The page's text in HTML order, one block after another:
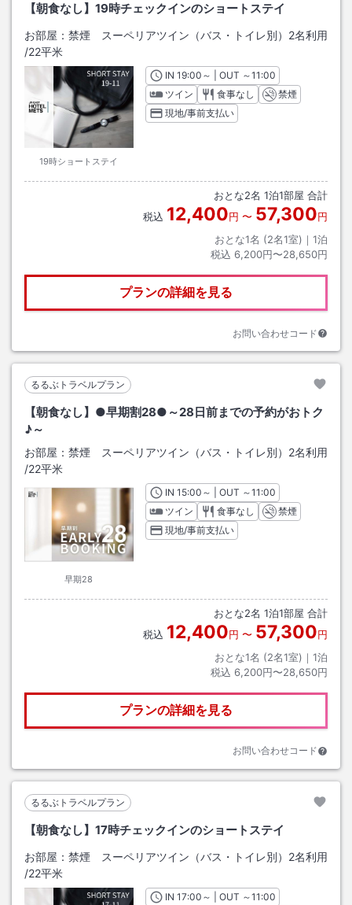
【朝食なし】19時チェックインのショートステイ
お部屋： 禁煙 スーペリアツイン（バス・トイレ別）2名利用
/22平米
19時ショートステイ
INチェックイン
19:00 ～ | OUT チェックアウト
～11:00
ツイン
食事なし
禁煙
現地/事前支払い
おとな2名 1泊1部屋 合計
税込 12,400円 〜 57,300円
おとな1名 (2名1室)｜ 1泊
税込 6,200円〜28,650円
プランの詳細を見る
お問い合わせコード
るるぶトラベルプラン
【朝食なし】●早期割28●～28日前までの予約がおトク
♪～
お部屋： 禁煙 スーペリアツイン（バス・トイレ別）2名利用
/22平米
早期28
INチェックイン
15:00 ～ | OUT チェックアウト
～11:00
ツイン
食事なし
禁煙
現地/事前支払い
おとな2名 1泊1部屋 合計
税込 12,400円 〜 57,300円
おとな1名 (2名1室)｜ 1泊
税込 6,200円〜28,650円
プランの詳細を見る
お問い合わせコード
るるぶトラベルプラン
【朝食なし】17時チェックインのショートステイ
お部屋： 禁煙 スーペリアツイン（バス・トイレ別）2名利用
/22平米
INチェックイン
17:00 ～ | OUT チェックアウト
～11:00